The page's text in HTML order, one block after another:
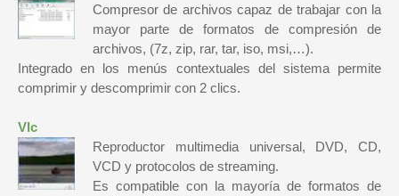
Compresor de archivos capaz de trabajar con la
mayor parte de formatos de compresión de
archivos, (7z, zip, rar, tar, iso, msi,…).
Integrado en los menús contextuales del sistema permite
comprimir y descomprimir con 2 clics.
Vlc
Reproductor multimedia universal, DVD, CD,
VCD y protocolos de streaming.
Es compatible con la mayoría de formatos de